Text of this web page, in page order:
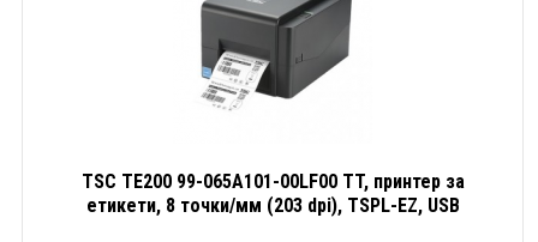
TSC TE200 99-065A101-00LF00 TT, принтер за
етикети, 8 точки/мм (203 dpi), TSPL-EZ, USB